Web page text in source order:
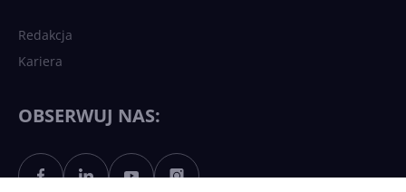
Sztuczna inteligencja po
Redakcja
Kariera
OBSERWUJ NAS: